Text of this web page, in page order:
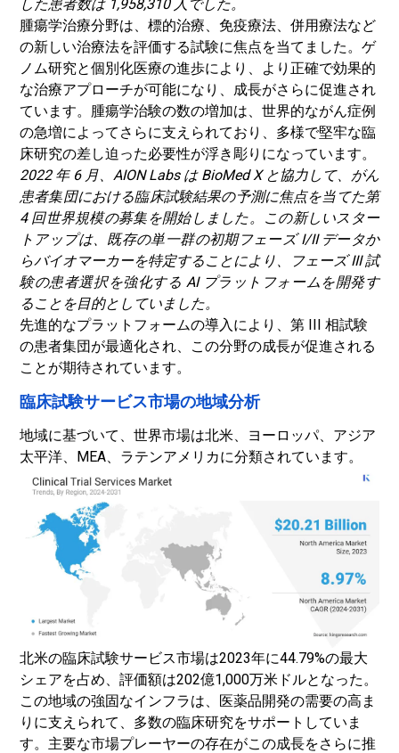
した患者数は 1,958,310 人でした。
腫瘍学治療分野は、標的治療、免疫療法、併用療法など
の新しい治療法を評価する試験に焦点を当てました。ゲ
ノム研究と個別化医療の進歩により、より正確で効果的
な治療アプローチが可能になり、成長がさらに促進され
ています。腫瘍学治験の数の増加は、世界的ながん症例
の急増によってさらに支えられており、多様で堅牢な臨
床研究の差し迫った必要性が浮き彫りになっています。
2022 年 6 月、AION Labs は BioMed X と協力して、がん
患者集団における臨床試験結果の予測に焦点を当てた第
4 回世界規模の募集を開始しました。この新しいスター
トアップは、既存の単一群の初期フェーズ I/II データか
らバイオマーカーを特定することにより、フェーズ III 試
験の患者選択を強化する AI プラットフォームを開発す
ることを目的としていました。
先進的なプラットフォームの導入により、第 III 相試験
の患者集団が最適化され、この分野の成長が促進される
ことが期待されています。
臨床試験サービス市場の地域分析
地域に基づいて、世界市場は北米、ヨーロッパ、アジア
太平洋、MEA、ラテンアメリカに分類されています。
北米の臨床試験サービス市場は2023年に44.79%の最大
シェアを占め、評価額は202億1,000万米ドルとなった。
この地域の強固なインフラは、医薬品開発の需要の高ま
りに支えられて、多数の臨床研究をサポートしていま
す。主要な市場プレーヤーの存在がこの成長をさらに推